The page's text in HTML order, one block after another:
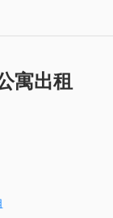
寓出租